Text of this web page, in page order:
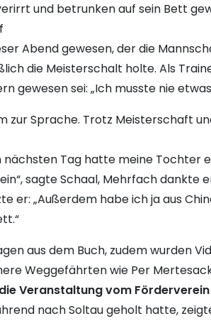
und betrunken auf sein Bett
Abend gewesen, der die
die Meisterschalt holte. Als
gewesen sei: „Ich musste nie
zur Sprache. Trotz Meisterschaft
nächsten Tag hatte meine Tochter
sagte Schaal, Mehrfach dankte
er: „Außerdem habe ich ja aus
aus dem Buch, zudem wurden
Weggefährten wie Per
Veranstaltung vom
nach Soltau geholt hatte,